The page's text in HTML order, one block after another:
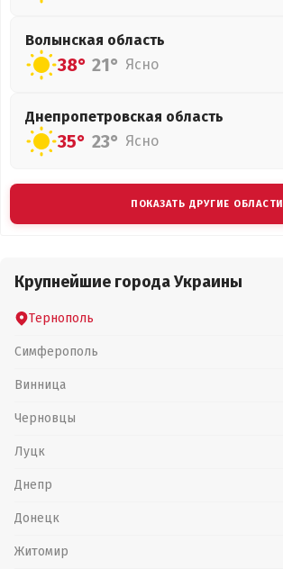
Волынская область
38° 21° Ясно
Днепропетровская область
35° 23° Ясно
ПОКАЗАТЬ ДРУГИЕ ОБЛАСТИ
Крупнейшие города Украины
Тернополь
Симферополь
Винница
Черновцы
Луцк
Днепр
Донецк
Житомир